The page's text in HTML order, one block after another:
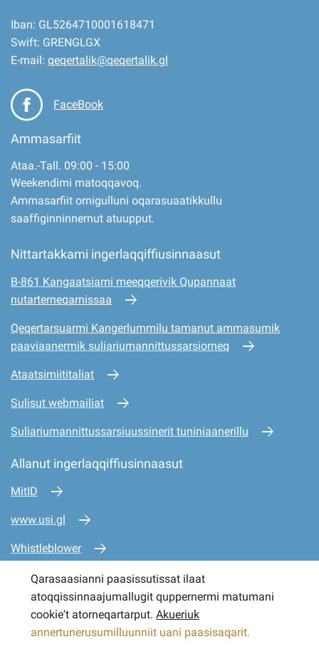
Iban: GL5264710001618471
Swift: GRENGLGX
E-mail: qeqertalik@qeqertalik.gl
FaceBook
Ammasarfiit
Ataa.-Tall. 09:00 - 15:00
Weekendimi matoqqavoq.
Ammasarfiit ornigulluni oqarasuaatikkullu
saaffiginninnernut atuupput.
Nittartakkami ingerlaqqiffiusinnaasut
B-861 Kangaatsiami meeqqerivik Qupannaat
nutarterneqarnissaa
Qeqertarsuarmi Kangerlummilu tamanut ammasumik
paaviaanermik suliariumannittussarsiorneq
Ataatsimiititaliat
Sulisut webmailiat
Suliariumannittussarsiuussinerit tuniniaanerillu
Allanut ingerlaqqiffiusinnaasut
MitID
www.usi.gl
Whistleblower
www.mio.gl
www.sullissivik.gl
Qarasaasianni paasissutissat ilaat
atoqqissinnaajumallugit quppernermi matumani
cookie't atorneqartarput. Akueriuk
annertunerusumilluunniit uani paasisaqarit.